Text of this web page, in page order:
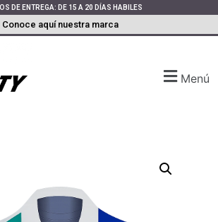
DE ENTREGA: DE 15 A 20 DÍAS HABILES
Conoce aquí nuestra marca
Menú